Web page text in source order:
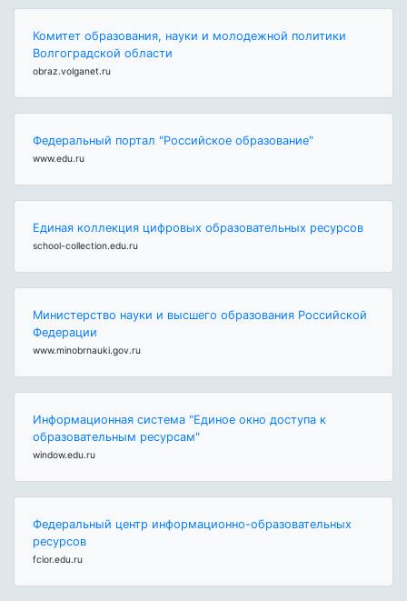
Комитет образования, науки и молодежной политики
Волгоградской области
obraz.volganet.ru
Федеральный портал "Российское образование"
www.edu.ru
Единая коллекция цифровых образовательных ресурсов
school-collection.edu.ru
Министерство науки и высшего образования Российской
Федерации
www.minobrnauki.gov.ru
Информационная система "Единое окно доступа к
образовательным ресурсам"
window.edu.ru
Федеральный центр информационно-образовательных
ресурсов
fcior.edu.ru